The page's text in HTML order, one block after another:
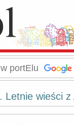
Letnie wieści z